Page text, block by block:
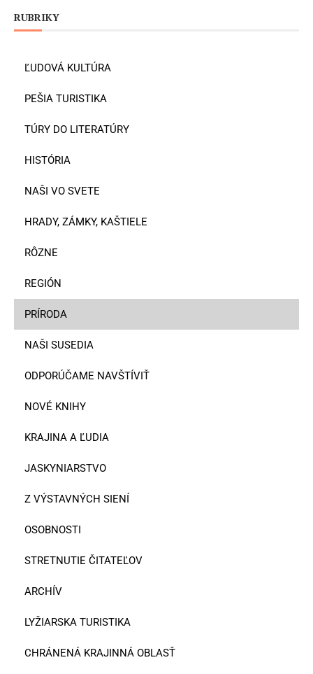
RUBRIKY
ĽUDOVÁ KULTÚRA
PEŠIA TURISTIKA
TÚRY DO LITERATÚRY
HISTÓRIA
NAŠI VO SVETE
HRADY, ZÁMKY, KAŠTIELE
RÔZNE
REGIÓN
PRÍRODA
NAŠI SUSEDIA
ODPORÚČAME NAVŠTÍVIŤ
NOVÉ KNIHY
KRAJINA A ĽUDIA
JASKYNIARSTVO
Z VÝSTAVNÝCH SIENÍ
OSOBNOSTI
STRETNUTIE ČITATEĽOV
ARCHÍV
LYŽIARSKA TURISTIKA
CHRÁNENÁ KRAJINNÁ OBLASŤ